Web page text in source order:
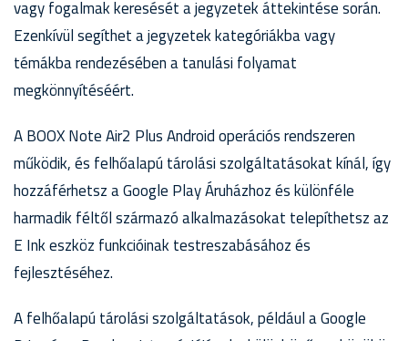
vagy fogalmak keresését a jegyzetek áttekintése során.
Ezenkívül segíthet a jegyzetek kategóriákba vagy
témákba rendezésében a tanulási folyamat
megkönnyítéséért.
A BOOX Note Air2 Plus Android operációs rendszeren
működik, és felhőalapú tárolási szolgáltatásokat kínál, így
hozzáférhetsz a Google Play Áruházhoz és különféle
harmadik féltől származó alkalmazásokat telepíthetsz az
E Ink eszköz funkcióinak testreszabásához és
fejlesztéséhez.
A felhőalapú tárolási szolgáltatások, például a Google